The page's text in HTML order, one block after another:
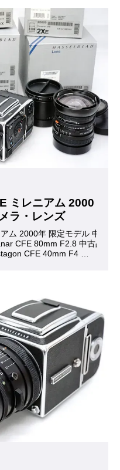
言では無いほど良く知られた
ルド 100周年記念モデルは、
の高速シャッターを切れる
まれるメリットと言えば、日
レクションとしても大変す
ミレニアム 2000
ラ・レンズ
ム 2000年 限定モデル 中古品
CFE 80mm F2.8 中古品
CFE 40mm F4 中古品
えるハッセルブラッドから